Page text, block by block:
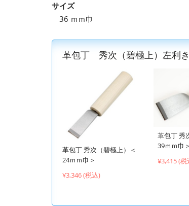
サイズ
36 ｍｍ巾
革包丁 秀次（碧極上）左利
革包丁 秀次（碧極上）＜
24ｍｍ巾＞
¥3,346 (税込)
革包丁 秀
39ｍｍ巾＞
¥3,415 (税